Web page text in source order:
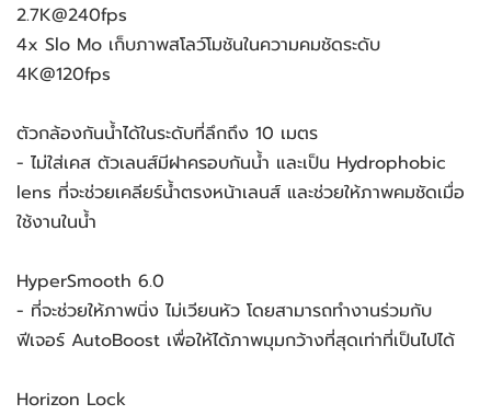
2.7K@240fps
4x Slo Mo เก็บภาพสโลว์โมชันในความคมชัดระดับ
4K@120fps
ตัวกล้องกันน้ำได้ในระดับที่ลึกถึง 10 เมตร
- ไม่ใส่เคส ตัวเลนส์มีฝาครอบกันน้ำ และเป็น Hydrophobic
lens ที่จะช่วยเคลียร์น้ำตรงหน้าเลนส์ และช่วยให้ภาพคมชัดเมื่อ
ใช้งานในน้ำ
HyperSmooth 6.0
- ที่จะช่วยให้ภาพนิ่ง ไม่เวียนหัว โดยสามารถทำงานร่วมกับ
ฟีเจอร์ AutoBoost เพื่อให้ได้ภาพมุมกว้างที่สุดเท่าที่เป็นไปได้
Horizon Lock